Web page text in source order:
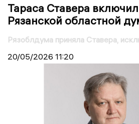
Тараса Ставера
Рязанской областной
Рязоблдума приняла Ставера,
20/05/2026 11:20